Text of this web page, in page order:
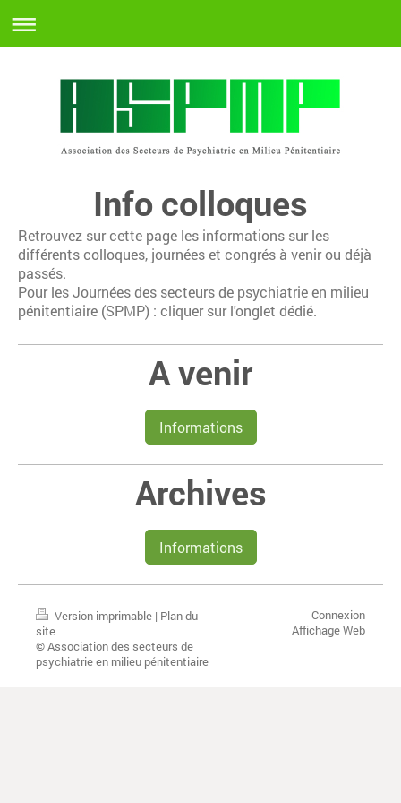
Info colloques
Retrouvez sur cette page les informations sur les
différents colloques, journées et congrés à venir ou déjà
passés.
Pour les Journées des secteurs de psychiatrie en milieu
pénitentiaire (SPMP) : cliquer sur l'onglet dédié.
A venir
Informations
Archives
Informations
Version imprimable | Plan du
site
© Association des secteurs de
psychiatrie en milieu pénitentiaire
Connexion
Affichage Web